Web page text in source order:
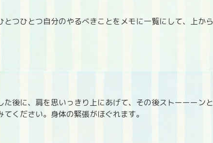
つひとつ自分のやるべきことをメモに一覧にして、上から
後に、肩を思いっきり上にあげて、その後ストーーーンと
ください。身体の緊張がほぐれます。